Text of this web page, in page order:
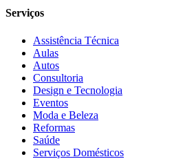
Serviços
Assistência Técnica
Aulas
Autos
Consultoria
Design e Tecnologia
Eventos
Moda e Beleza
Reformas
Saúde
Serviços Domésticos